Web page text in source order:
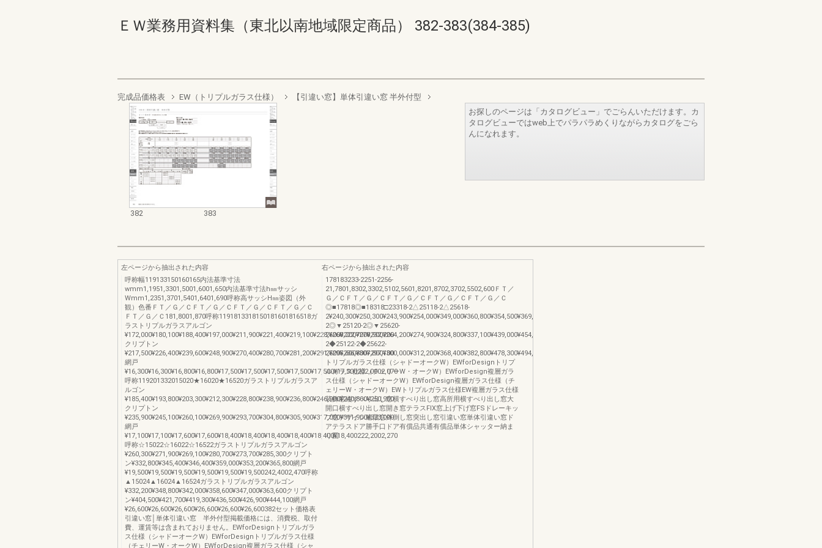
ＥＷ業務用資料集（東北以南地域限定商品） 382-383(384-385)
完成品価格表 EW（トリプルガラス仕様） 【引違い窓】単体引違い窓 半外付型
382 383
お探しのページは「カタログビュー」でごらんいただけます。カ
タログビューではweb上でパラパラめくりながらカタログをごら
んになれます。
左ページから抽出された内容
呼称幅119133150160165内法基準寸法
wmm1,1951,3301,5001,6001,650内法基準寸法h㎜サッシ
Wmm1,2351,3701,5401,6401,690呼称高サッシH㎜姿図（外
観）色番ＦＴ／Ｇ／ＣＦＴ／Ｇ／ＣＦＴ／Ｇ／ＣＦＴ／Ｇ／Ｃ
ＦＴ／Ｇ／Ｃ181,8001,870呼称1191813318150181601816518ガ
ラストリプルガラスアルゴン
¥172,000¥180,100¥188,400¥197,000¥211,900¥221,400¥219,100¥228,600¥222,700¥232,200
クリプトン
¥217,500¥226,400¥239,600¥248,900¥270,400¥280,700¥281,200¥291,500¥286,800¥297,100
網戸
¥16,300¥16,300¥16,800¥16,800¥17,500¥17,500¥17,500¥17,500¥17,500¥17,500202,0002,070
呼称119201332015020★16020★16520ガラストリプルガラスア
ルゴン
¥185,400¥193,800¥203,300¥212,300¥228,800¥238,900¥236,800¥246,900¥240,800¥250,900
クリプトン
¥235,900¥245,100¥260,100¥269,900¥293,700¥304,800¥305,900¥317,000¥311,900¥323,000
網戸
¥17,100¥17,100¥17,600¥17,600¥18,400¥18,400¥18,400¥18,400¥18,400¥18,400222,2002,270
呼称☆15022☆16022☆16522ガラストリプルガラスアルゴン
¥260,300¥271,900¥269,100¥280,700¥273,700¥285,300クリプト
ン¥332,800¥345,400¥346,400¥359,000¥353,200¥365,800網戸
¥19,500¥19,500¥19,500¥19,500¥19,500¥19,500242,4002,470呼称
▲15024▲16024▲16524ガラストリプルガラスアルゴン
¥332,200¥348,800¥342,000¥358,600¥347,000¥363,600クリプト
ン¥404,500¥421,700¥419,300¥436,500¥426,900¥444,100網戸
¥26,600¥26,600¥26,600¥26,600¥26,600¥26,600382セット価格表
引違い窓│単体引違い窓 半外付型掲載価格には、消費税、取付
費、運賃等は含まれておりません。EWforDesignトリプルガラ
ス仕様（シャドーオークW）EWforDesignトリプルガラス仕様
（チェリーW・オークW）EWforDesign複層ガラス仕様（シャ
右ページから抽出された内容
178183233-2251-2256-
21,7801,8302,3302,5102,5601,8201,8702,3702,5502,600ＦＴ／
Ｇ／ＣＦＴ／Ｇ／ＣＦＴ／Ｇ／ＣＦＴ／Ｇ／ＣＦＴ／Ｇ／Ｃ
◎■17818◎■18318□23318-2△25118-2△25618-
2◎▼25120-2◎▼25620-
2◆25122-2◆25622-
トリプルガラス仕様（シャドーオークW）EWforDesignトリプ
ルガラス仕様（チェリーW・オークW）EWforDesign複層ガラ
ス仕様（シャドーオークW）EWforDesign複層ガラス仕様（チ
ェリーW・オークW）EWトリプルガラス仕様EW複層ガラス仕様
装飾窓縦すべり出し窓横すべり出し窓高所用横すべり出し窓大
開口横すべり出し窓開き窓テラスFIX窓上げ下げ窓FSドレーキッ
プ窓デザイン連段窓外倒し窓突出し窓引違い窓単体引違い窓ド
アテラスドア勝手口ドア有償品共通有償品単体シャッター納ま
り図